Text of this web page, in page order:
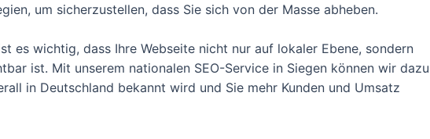
um sicherzustellen, dass Sie sich von der Masse abheben.
es wichtig, dass Ihre Webseite nicht nur auf lokaler Ebene, sondern
ist. Mit unserem nationalen SEO-Service in Siegen können wir dazu
in Deutschland bekannt wird und Sie mehr Kunden und Umsatz